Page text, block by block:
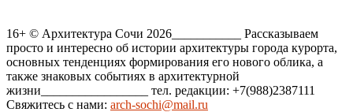
16+ © Архитектура Сочи 2026___________ Рассказываем
просто и интересно об истории архитектуры города курорта,
основных тенденциях формирования его нового облика, а
также знаковых событиях в архитектурной
жизни_________________ тел. редакции: +7(988)2387111
Свяжитесь с нами: arch-sochi@mail.ru